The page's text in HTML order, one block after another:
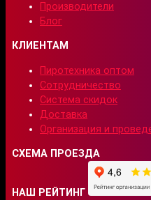
Производители
Блог
КЛИЕНТАМ
Пиротехника оптом
Сотрудничество
Система скидок
Доставка
Организация и
СХЕМА ПРОЕЗДА
НАШ РЕЙТИНГ